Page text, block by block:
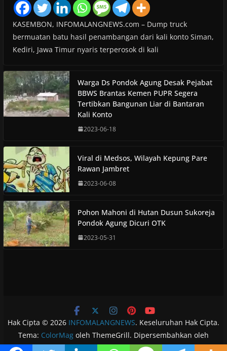
KASEMBON, INFOMALANGNEWS.com – Dump truck
bermuatan batu hasil penambangan dari kali konto Siman,
Kediri, Jawa Timur nyaris terperosok di kali
Warga Ds Pondok Agung Desak Pejabat
BBWS Brantas Kemen PUPR Segera
Tertibkan Bangunan Liar di Bantaran
Kali Konto
2023-06-18
Viral di Medsos, Wilayah Kepung Pare
Rawan Jambret
2023-06-08
Pohon Mahoni di Hutan Dusun Sukoreja
Pondok Agung Dicuri OTK
2023-05-31
Hak Cipta © 2026 INFOMALANGNEWS. Keseluruhan Hak Cipta.
Tema: ColorMagoleh ThemeGrill. Dipersembahkan oleh
WordPress.